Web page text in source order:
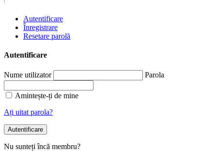
Autentificare
Înregistrare
Resetare parolă
Autentificare
Nume utilizator Parola
Amintește-ți de mine
Ați uitat parola?
Autentificare
Nu sunteți încă membru?